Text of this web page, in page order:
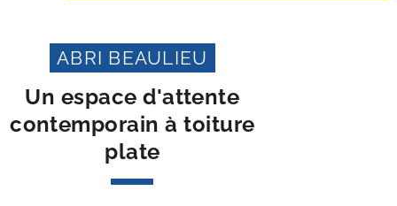
ABRI BEAULIEU
Un espace d'attente
contemporain à toiture
plate